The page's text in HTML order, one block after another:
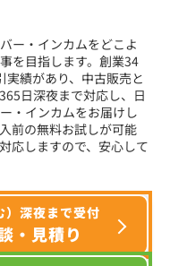
名等)
ット
ー・インカムをどこよ
を目指します。創業34
績があり、中古販売と
日深夜まで対応し、日
・インカムをお届けし
前の無料お試しが可能
応しますので、安心して
深夜まで受付
・見積り